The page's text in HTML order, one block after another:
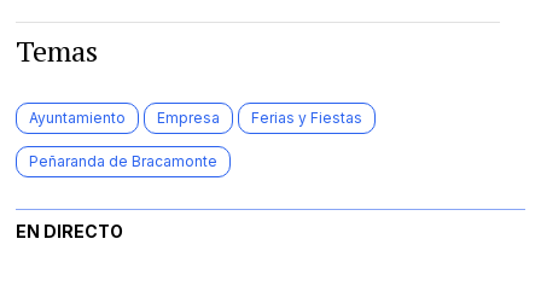
Temas
Ayuntamiento Empresa Ferias y Fiestas
Peñaranda de Bracamonte
EN DIRECTO